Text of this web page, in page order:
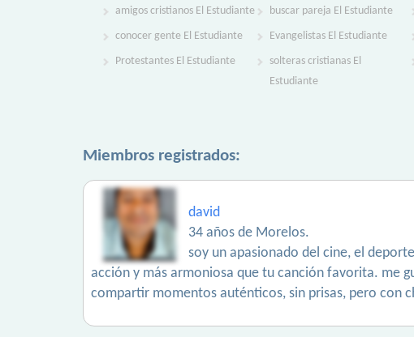
amigos cristianos El Estudiante buscar pareja El Estudiante
conocer gente El Estudiante Evangelistas El Estudiante
Protestantes El Estudiante
solteras cristianas El
Estudiante
Miembros registrados:
david
34 años de Morelos.
soy un apasionado del cine, el
acción y más armoniosa que tu canción favorita. me
compartir momentos auténticos, sin prisas, pero con